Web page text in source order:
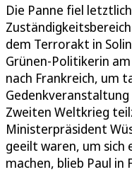
Die Panne fiel
dem Terrorakt in
Grünen-Politikerin
nach Frankreich, um
Gedenkveranstaltung
Zweiten Weltkrieg
Ministerpräsident
geeilt waren, um sich
machen, blieb Paul in